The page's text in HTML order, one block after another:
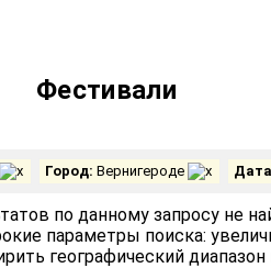
Фестивали
Город: Вернигероде
по данному запросу не
параметры поиска:
географический диапазон